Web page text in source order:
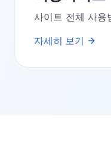
사이트 전체 사용
자세히 보기